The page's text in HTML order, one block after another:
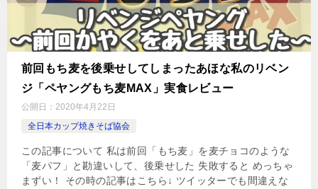
前回もち麦を後乗せしてしまったあほな私のリベン
ジ「ペヤングもち麦MAX」実食レビュー
公開日： 2020年4月22日
全日本カップ焼きそば協会
この記事について 私は前回「もち麦」を麦チョコのような
「麦パフ」と勘違いして、後乗せした 失敗すると めっちゃ
まずい！ その時の記事はこちら↓ ツイッターでも間違えな